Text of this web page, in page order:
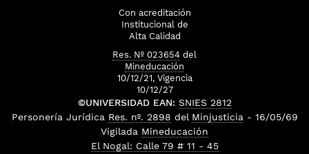
Con acreditación
Institucional de
Alta Calidad
Res. Nº 023654 del
Mineducación
10/12/21, Vigencia
10/12/27
©UNIVERSIDAD EAN: SNIES 2812
Personería Jurídica Res. nº. 2898 del Minjusticia - 16/05/69
Vigilada Mineducación
El Nogal: Calle 79 # 11 - 45